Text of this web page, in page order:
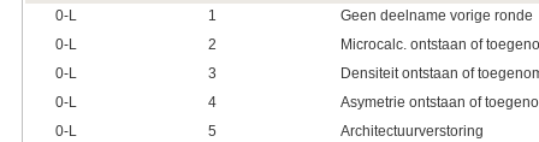
0‑L
1
Geen deelname vorige ronde
0‑L
2
Microcalc. ontstaan of
0‑L
3
Densiteit ontstaan of
0‑L
4
Asymetrie ontstaan of
0‑L
5
Architectuurverstoring